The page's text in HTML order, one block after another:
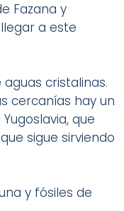
Fazana y
a este
cristalinas.
cercanías hay un
que
sigue sirviendo
y fósiles de